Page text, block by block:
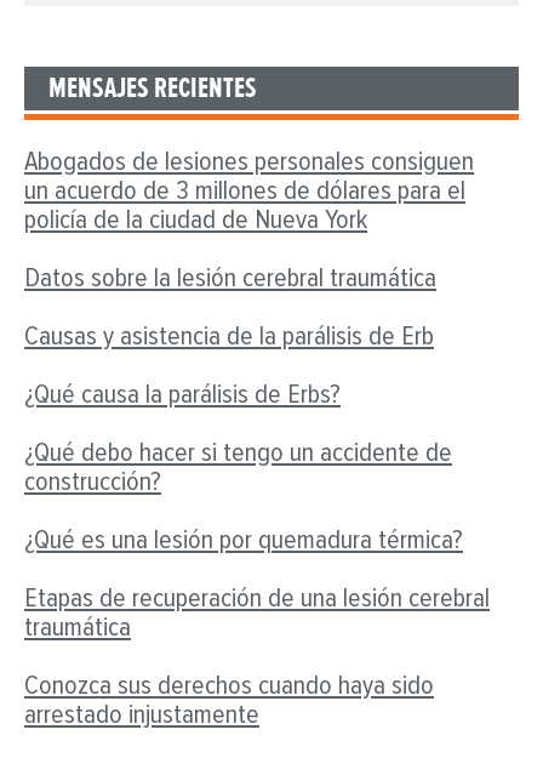
MENSAJES RECIENTES
Abogados de lesiones personales consiguen
un acuerdo de 3 millones de dólares para el
policía de la ciudad de Nueva York
Datos sobre la lesión cerebral traumática
Causas y asistencia de la parálisis de Erb
¿Qué causa la parálisis de Erbs?
¿Qué debo hacer si tengo un accidente de
construcción?
¿Qué es una lesión por quemadura térmica?
Etapas de recuperación de una lesión cerebral
traumática
Conozca sus derechos cuando haya sido
arrestado injustamente